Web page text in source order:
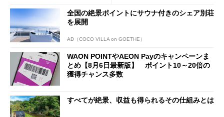
全国の絶景ポイントにサウナ付きのシェア別荘
を展開
AD（COCO VILLA on GOETHE）
WAON POINTやAEON Payのキャンペーンま
とめ【8月6日最新版】 ポイント10～20倍の
獲得チャンス多数
すべてが絶景、収益も得られるその仕組みとは